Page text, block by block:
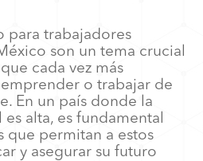
para trabajadores
son un tema crucial
cada vez más
o trabajar de
En un país donde la
alta, es fundamental
que permitan a estos
y asegurar su futuro